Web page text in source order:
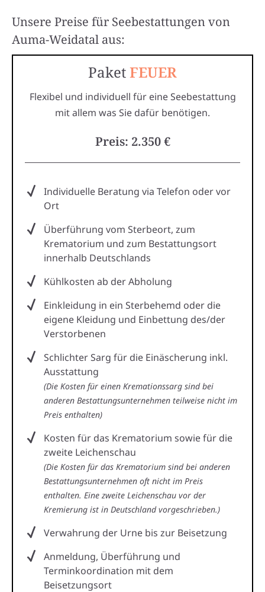
Unsere Preise für Seebestattungen von
Auma-Weidatal aus:
PaketFEUER
Flexibel und individuell für eine Seebestattung
mit allem was Sie dafür benötigen.
Preis: 2.350 €
Individuelle Beratung via Telefon oder vor
Ort
Überführung vom Sterbeort, zum
Krematorium und zum Bestattungsort
innerhalb Deutschlands
Kühlkosten ab der Abholung
Einkleidung in ein Sterbehemd oder die
eigene Kleidung und Einbettung des/der
Verstorbenen
Schlichter Sarg für die Einäscherung inkl.
Ausstattung
(Die Kosten für einen Kremationssarg sind bei
anderen Bestattungsunternehmen teilweise nicht im
Preis enthalten)
Kosten für das Krematorium sowie für die
zweite Leichenschau
(Die Kosten für das Krematorium sind bei anderen
Bestattungsunternehmen oft nicht im Preis
enthalten. Eine zweite Leichenschau vor der
Kremierung ist in Deutschland vorgeschrieben.)
Verwahrung der Urne bis zur Beisetzung
Anmeldung, Überführung und
Terminkoordination mit dem
Beisetzungsort